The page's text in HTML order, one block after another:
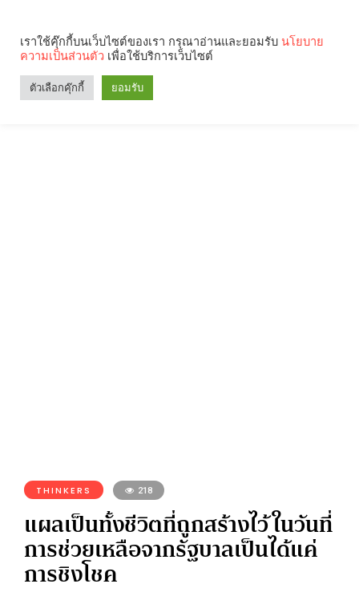
THINKERS 218
แผลเป็นทั้งชีวิตที่ถูกสร้างไว้ ในวันที่
การช่วยเหลือจากรัฐบาลเป็นได้แค่
การชิงโชค
เราใช้คุ๊กกี้บนเว็บไซต์ของเรา กรุณาอ่านและยอมรับ นโยบาย
ความเป็นส่วนตัว เพื่อใช้บริการเว็บไซต์
ตัวเลือกคุ๊กกี้ ยอมรับ